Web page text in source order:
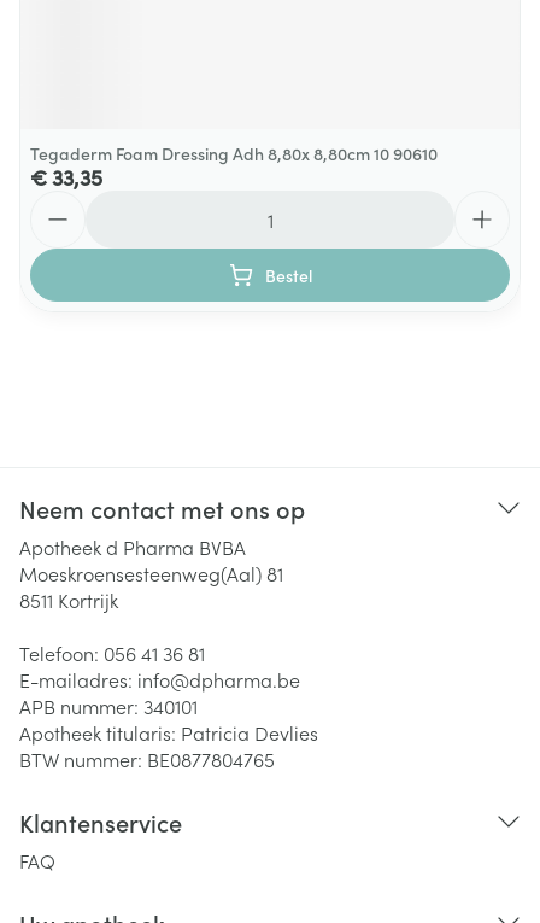
Tegaderm Foam Dressing Adh 8,80x 8,80cm 10 90610
€ 33,35
Bestel
Neem contact met ons op
Apotheek d Pharma BVBA
Moeskroensesteenweg(Aal) 81
8511 Kortrijk
Telefoon: 056 41 36 81
E-mailadres: info@dpharma.be
APB nummer: 340101
Apotheek titularis: Patricia Devlies
BTW nummer: BE0877804765
Klantenservice
FAQ